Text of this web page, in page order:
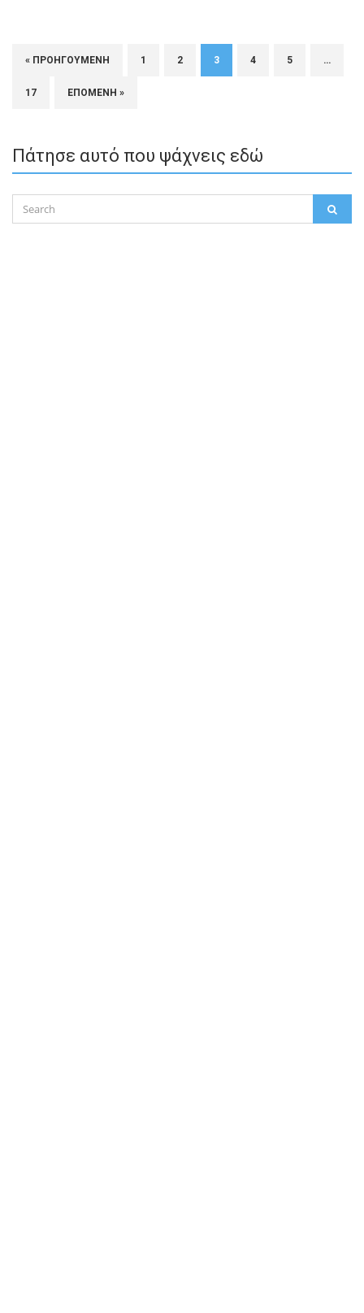
« ΠΡΟΗΓΟΎΜΕΝΗ 1 2 3 4 5 …
17 ΕΠΌΜΕΝΗ »
Πάτησε αυτό που ψάχνεις εδώ
Search
for: